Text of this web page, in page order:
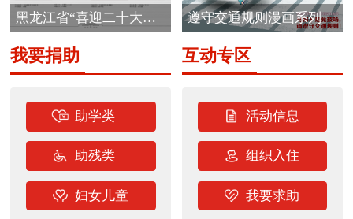
黑龙江省“喜迎二十大
志...
遵守交通规则漫画系列
我要捐助
助学类
助残类
妇女儿童
互动专区
活动信息
组织入住
我要求助